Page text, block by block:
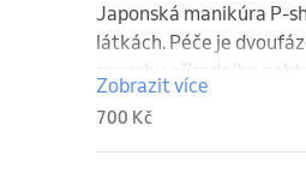
Japonská manikúra P-
látkách. Péče je
povrchu přírodního
jako prevence proti
Zobrazit více
700 Kč